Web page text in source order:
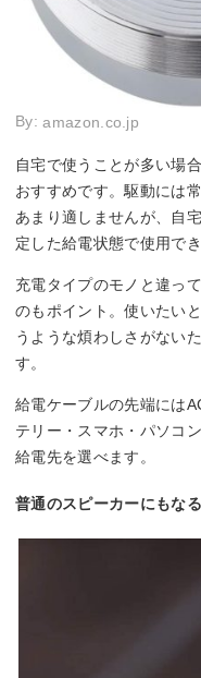
By:amazon.co.jp
自宅で使うことが多い場
おすすめです。駆動には
あまり適しませんが、自
定した給電状態で使用でき
充電タイプのモノと違っ
のもポイント。使いたい
うような煩わしさがない
す。
給電ケーブルの先端には
テリー・スマホ・パソコ
給電先を選べます。
普通のスピーカーにもな